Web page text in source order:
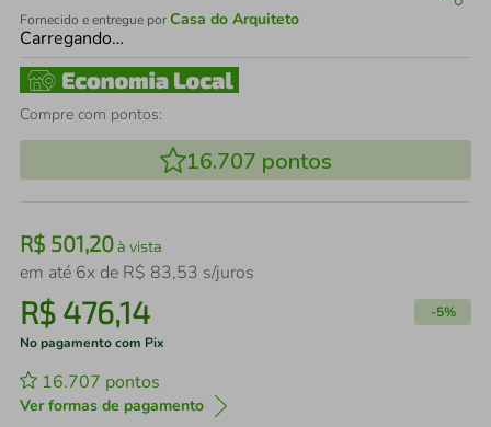
Fornecido e entregue porCasa do Arquiteto
Carregando…
Compre com pontos:
16.707 pontos
R$ 501,20à vista
em até 6x de R$ 83,53 s/juros
R$ 476,14 -5%
No pagamento com Pix
16.707 pontos
Ver formas de pagamento